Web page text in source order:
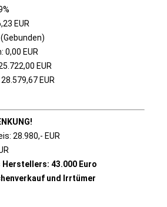
EUR
0,00 EUR
EUR
EUR
28.980,- EUR
Herstellers: 43.000 Euro
und Irrtümer